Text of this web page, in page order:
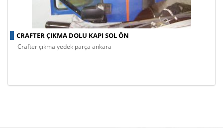
CRAFTER ÇIKMA DOLU KAPI SOL ÖN
crafter çıkma yedek parça ankara